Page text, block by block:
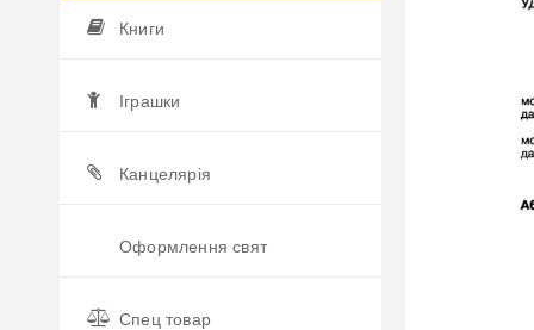
Книги
Іграшки
Канцелярія
Оформлення свят
Спец товар